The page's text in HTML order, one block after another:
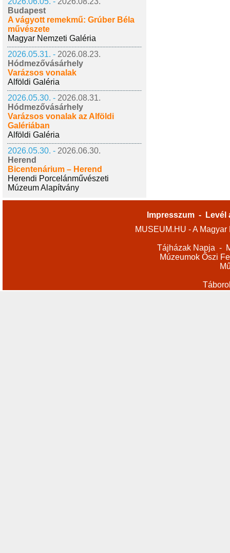
Budapest
A vágyott remekmű: Grúber Béla
művészete
Magyar Nemzeti Galéria
2026.05.31. - 2026.08.23.
Hódmezővásárhely
Varázsos vonalak
Alföldi Galéria
2026.05.30. - 2026.08.31.
Hódmezővásárhely
Varázsos vonalak az Alföldi
Galériában
Alföldi Galéria
2026.05.30. - 2026.06.30.
Herend
Bicentenárium – Herend
Herendi Porcelánművészeti
Múzeum Alapítvány
Impresszum -
Levél
MUSEUM.HU - A
Tájházak Napja -
Múzeumok Őszi